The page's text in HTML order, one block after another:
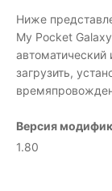
Ниже
My Pocket
автоматический
загрузить,
Версия
1.80